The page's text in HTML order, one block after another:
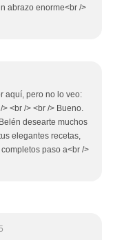
abrazo enorme<br />
aquí, pero no lo veo:
<br /> <br /> Bueno.
desearte muchos
elegantes recetas,
paso a<br />